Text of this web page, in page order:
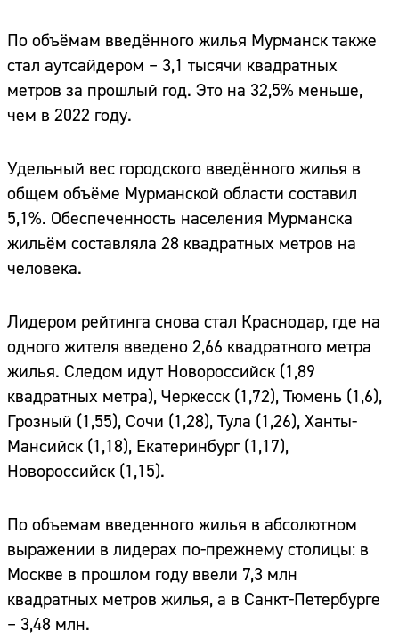
По объёмам введённого жилья Мурманск также
стал аутсайдером – 3,1 тысячи квадратных
метров за прошлый год. Это на 32,5% меньше,
чем в 2022 году.
Удельный вес городского введённого жилья в
общем объёме Мурманской области составил
5,1%. Обеспеченность населения Мурманска
жильём составляла 28 квадратных метров на
человека.
Лидером рейтинга снова стал Краснодар, где на
одного жителя введено 2,66 квадратного метра
жилья. Следом идут Новороссийск (1,89
квадратных метра), Черкесск (1,72), Тюмень (1,6),
Грозный (1,55), Сочи (1,28), Тула (1,26), Ханты-
Мансийск (1,18), Екатеринбург (1,17),
Новороссийск (1,15).
По объемам введенного жилья в абсолютном
выражении в лидерах по-прежнему столицы: в
Москве в прошлом году ввели 7,3 млн
квадратных метров жилья, а в Санкт-Петербурге
– 3,48 млн.